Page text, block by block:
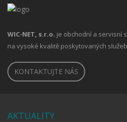
WIC-NET, s.r.o. je obchodní a servisní
na vysoké kvalitě poskytovaných
KONTAKTUJTE NÁS
AKTUALITY